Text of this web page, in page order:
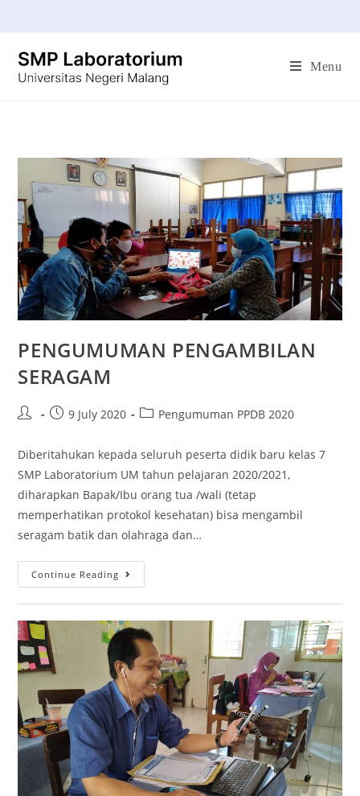
Menu
PENGUMUMAN PENGAMBILAN
SERAGAM
9 July 2020 Pengumuman PPDB 2020
Diberitahukan kepada seluruh peserta didik baru kelas 7
SMP Laboratorium UM tahun pelajaran 2020/2021,
diharapkan Bapak/Ibu orang tua /wali (tetap
memperhatikan protokol kesehatan) bisa mengambil
seragam batik dan olahraga dan…
Continue Reading